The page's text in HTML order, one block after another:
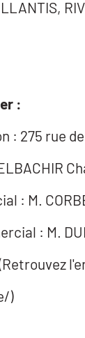
:
275 rue de
: M.
: M.
(Retrouvez
)